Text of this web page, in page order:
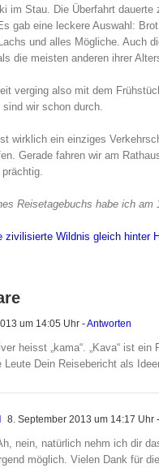
im Stau. Die Überfahrt
gab eine leckere Auswahl:
und alles Mögliche. Auch
die meisten anderen ihrer
verging also mit dem
sind wir schon durch.
wirklich ein einziges
Gerade fahren wir am
Reisetagebuchs habe ich am
zivilisierte Wildnis gleich hinter
um 14:05 Uhr - Antworten
heisst „kama“. „Kava“ ist
Leute Dein Reisebericht als
8. September 2013 um 14:17 Uhr
nein, natürlich nehm ich dir
möglich. Vielen Dank für